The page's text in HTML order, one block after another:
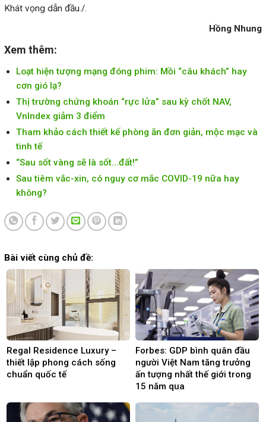
Khát vọng dẫn đầu./.
Hồng Nhung
Xem thêm:
Loạt hiện tượng mạng đóng phim: Mồi “câu khách” hay
cơn gió lạ?
Thị trường chứng khoán “rực lửa” sau kỳ chốt NAV,
VnIndex giảm 3 điểm
Tham khảo cách thiết kế phòng ăn đơn giản, mộc mạc và
tinh tế
“Sau sốt vàng sẽ là sốt…đất!”
Sau tiêm vắc-xin, có nguy cơ mắc COVID-19 nữa hay
không?
Bài viết cùng chủ đề:
Regal Residence Luxury –
thiết lập phong cách sống
chuẩn quốc tế
Forbes: GDP bình quân đầu
người Việt Nam tăng trưởng
ấn tượng nhất thế giới trong
15 năm qua